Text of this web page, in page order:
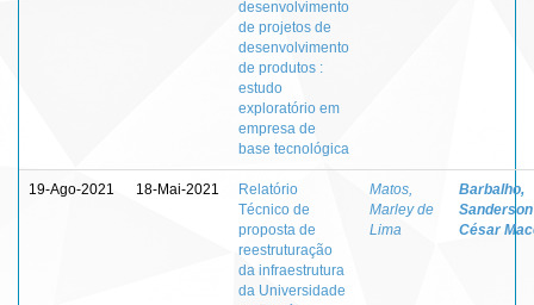
desenvolvimento
de projetos de
desenvolvimento
de produtos :
estudo
exploratório em
empresa de
base tecnológica
19-Ago-2021 18-Mai-2021
Relatório
Técnico de
proposta de
reestruturação
da infraestrutura
da Universidade
Matos,
Marley de
Lima
Barbalho,
Sanderson
César